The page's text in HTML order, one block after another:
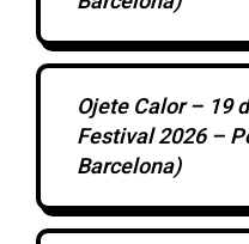
Ojete Calor – 19
Festival 2026 –
Barcelona)